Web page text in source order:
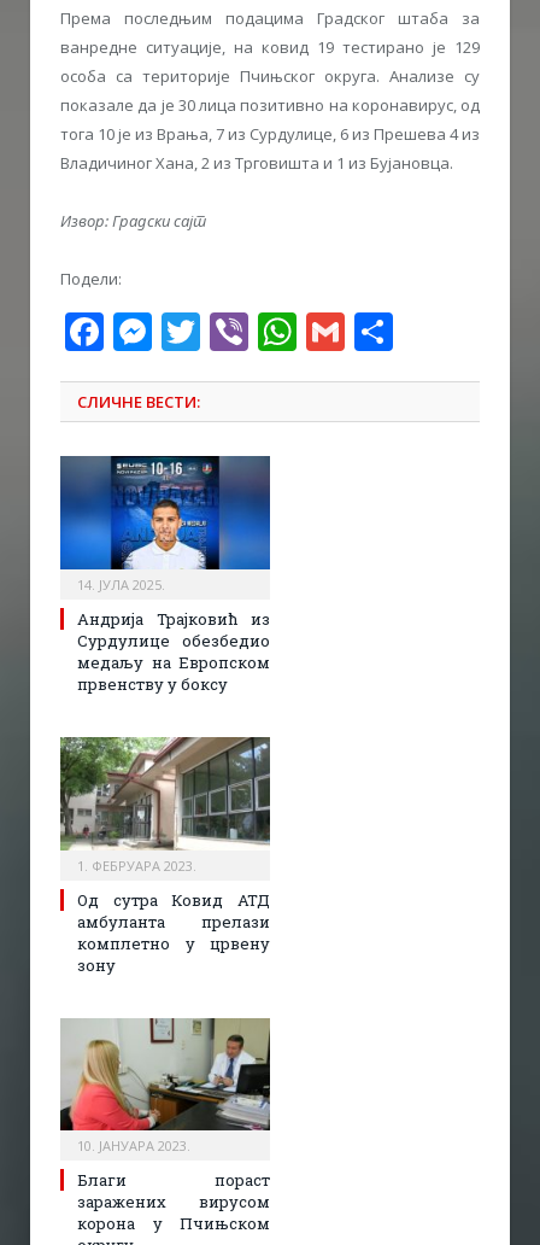
Према последњим подацима Градског штаба за
ванредне ситуације, на ковид 19 тестирано је 129
особа са територије Пчињског округа. Анализе су
показале да је 30 лица позитивно на коронавирус, од
тога 10 је из Врања, 7 из Сурдулице, 6 из Прешева 4 из
Владичиног Хана, 2 из Трговишта и 1 из Бујановца.
Извор: Градски сајт
Подели:
Facebook
Messenger
Twitter
ViberWhatsApp
Gmail
СЛИЧНЕ ВЕСТИ:
14. ЈУЛА 2025.
Андрија Трајковић из
Сурдулице обезбедио
медаљу на Европском
првенству у боксу
1. ФЕБРУАРА 2023.
Од сутра Ковид АТД
амбуланта прелази
комплетно у црвену
зону
10. ЈАНУАРА 2023.
Благи пораст
заражених вирусом
корона у Пчињском